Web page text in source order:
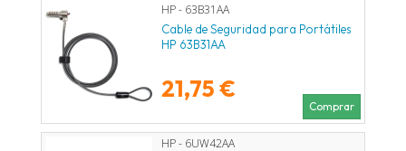
HP - 63B31AA
Cable de Seguridad para Portátiles
HP 63B31AA
21,75 €
Comprar
HP - 6UW42AA